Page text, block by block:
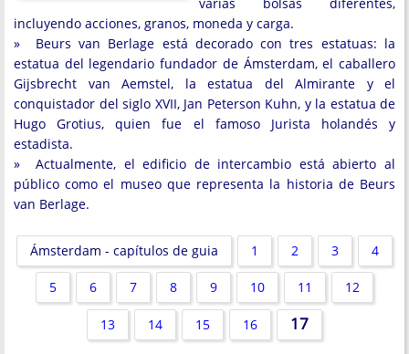
varias bolsas diferentes,
incluyendo acciones, granos, moneda y carga.
» Beurs van Berlage está decorado con tres estatuas: la
estatua del legendario fundador de Ámsterdam, el caballero
Gijsbrecht van Aemstel, la estatua del Almirante y el
conquistador del siglo XVII, Jan Peterson Kuhn, y la estatua de
Hugo Grotius, quien fue el famoso Jurista holandés y
estadista.
» Actualmente, el edificio de intercambio está abierto al
público como el museo que representa la historia de Beurs
van Berlage.
Ámsterdam - capítulos de guia 1 2 3 4
5 6 7 8 9 10 11 12
13 14 15 16 17